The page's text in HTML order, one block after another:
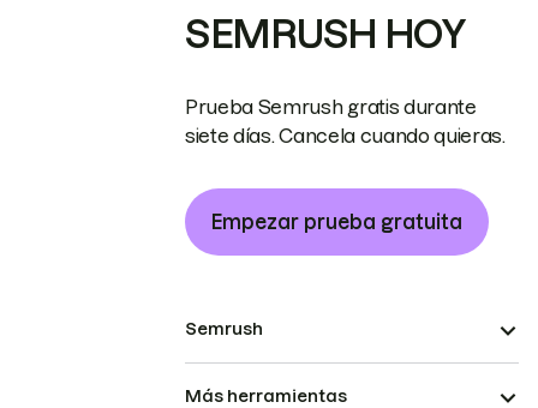
SEMRUSH HOY
Prueba Semrush gratis durante
siete días. Cancela cuando quieras.
Empezar prueba gratuita
Semrush
Más herramientas